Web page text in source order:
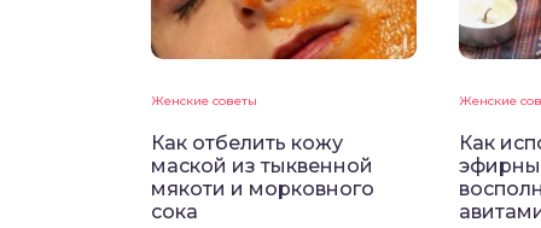
Женские советы
Как отбелить кожу
маской из тыквенной
мякоти и морковного
сока
Женские
Как